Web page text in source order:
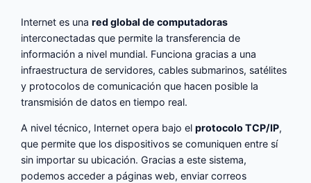
Internet es unared global de computadoras
interconectadas que permite la transferencia de
información a nivel mundial. Funciona gracias a una
infraestructura de servidores, cables submarinos, satélites
y protocolos de comunicación que hacen posible la
transmisión de datos en tiempo real.
A nivel técnico, Internet opera bajo elprotocolo TCP/IP,
que permite que los dispositivos se comuniquen entre sí
sin importar su ubicación. Gracias a este sistema,
podemos acceder a páginas web, enviar correos